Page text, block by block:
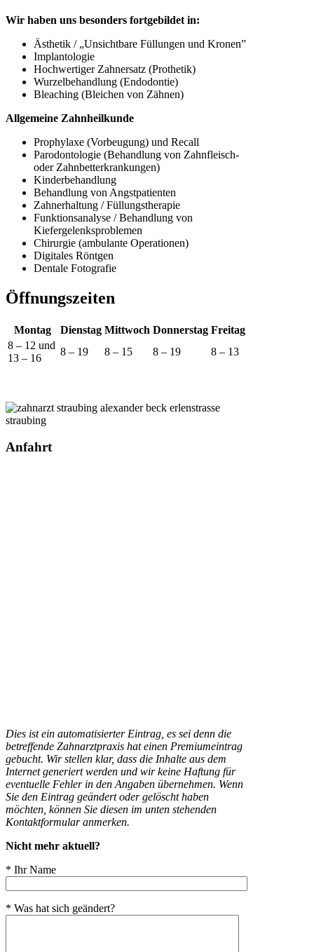
Wir haben uns besonders fortgebildet in:
Ästhetik / „Unsichtbare Füllungen und Kronen”
Implantologie
Hochwertiger Zahnersatz (Prothetik)
Wurzelbehandlung (Endodontie)
Bleaching (Bleichen von Zähnen)
Allgemeine Zahnheilkunde
Prophylaxe (Vorbeugung) und Recall
Parodontologie (Behandlung von Zahnfleisch-
oder Zahnbetterkrankungen)
Kinderbehandlung
Behandlung von Angstpatienten
Zahnerhaltung / Füllungstherapie
Funktionsanalyse / Behandlung von
Kiefergelenksproblemen
Chirurgie (ambulante Operationen)
Digitales Röntgen
Dentale Fotografie
Öffnungszeiten
Montag Dienstag Mittwoch Donnerstag Freitag
8 – 12 und
13 – 16
8 – 19 8 – 15 8 – 19 8 – 13
Anfahrt
Dies ist ein automatisierter Eintrag, es sei denn die
betreffende Zahnarztpraxis hat einen Premiumeintrag
gebucht. Wir stellen klar, dass die Inhalte aus dem
Internet generiert werden und wir keine Haftung für
eventuelle Fehler in den Angaben übernehmen. Wenn
Sie den Eintrag geändert oder gelöscht haben
möchten, können Sie diesen im unten stehenden
Kontaktformular anmerken.
Nicht mehr aktuell?
* Ihr Name
* Was hat sich geändert?